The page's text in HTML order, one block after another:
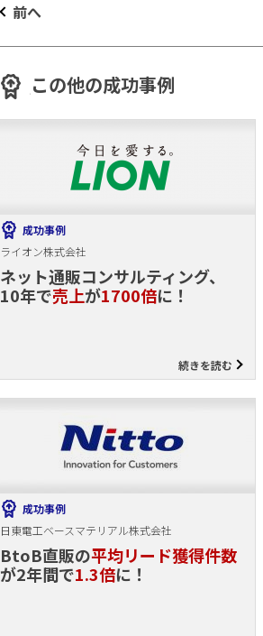
前へ
この他の成功事例
成功事例
ライオン株式会社
ネット通販コンサルティング、
10年で売上が1700倍に！
続きを読む
成功事例
日東電工ベースマテリアル株式会社
BtoB直販の平均リード獲得件数
が2年間で1.3倍に！